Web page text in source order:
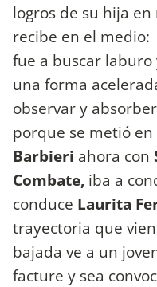
logros de su hija
recibe en el medio:
fue a buscar
una forma
observar y
porque se metió en
Barbieri ahora con
Combate, iba a
conduce Laurita
trayectoria que
bajada ve a un
facture y sea